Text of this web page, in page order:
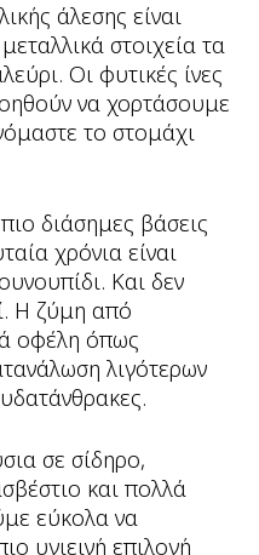
άλεσης είναι
στοιχεία τα
Οι φυτικές ίνες
να χορτάσουμε
το στομάχι
διάσημες βάσεις
χρόνια είναι
Και δεν
Η ζύμη από
οφέλη όπως
λιγότερων
σε σίδηρο,
και πολλά
εύκολα να
υγιεινή επιλογή